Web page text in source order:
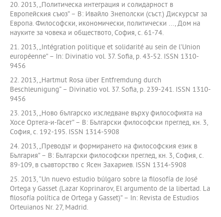
20. 2013, „Политическа интеграция и солидарност в
Европейския съюз” – В: Ивайло Знеполски (съст.) Дискурсът за
Европа. Философски, икономически, политически ..., Дом на
науките за човека и обществото, София, с. 61-74.
21. 2013, „Intégration politique et solidarité au sein de l’Union
européenne” – In: Divinatio vol. 37. Sofia, p. 43-52. ISSN 1310-
9456
22. 2013, „Hartmut Rosa über Entfremdung durch
Beschleunigung“ – Divinatio vol. 37. Sofia, p. 239-241. ISSN 1310-
9456
23. 2013, „Ново българско изследване върху философията на
Хосе Ортега-и-Гасет” – В: Български философски преглед, кн. 3,
София, с. 192-195. ISSN 1314-5908
24. 2013, „Преводът и формирането на философския език в
България” – В: Български философски преглед, кн. 3, София, с.
89-109, в съавторство с Ясен Захариев. ISSN 1314-5908
25. 2013, “Un nuevo estudio búlgaro sobre la filosofía de José
Ortega y Gasset (Lazar Koprinarov, El argumento de la libertad. La
filosofía política de Ortega y Gasset)” – In: Revista de Estudios
Orteuianos Nr. 27, Madrid.